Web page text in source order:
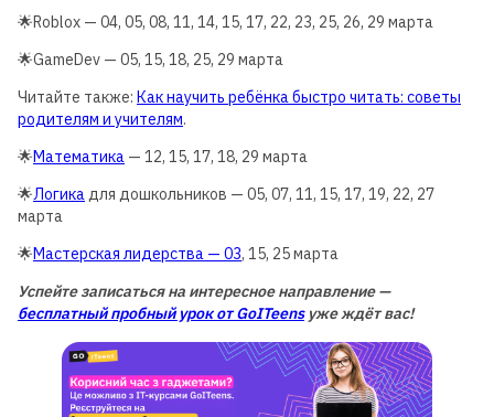
🌟Roblox — 04, 05, 08, 11, 14, 15, 17, 22, 23, 25, 26, 29 марта
🌟GameDev — 05, 15, 18, 25, 29 марта
Читайте также: Как научить ребёнка быстро читать: советы
родителям и учителям.
🌟Математика — 12, 15, 17, 18, 29 марта
🌟Логикадля дошкольников — 05, 07, 11, 15, 17, 19, 22, 27
марта
🌟Мастерская лидерства — 03, 15, 25 марта
Успейте записаться на интересное направление —
бесплатный пробный урок от GoITeensуже ждёт вас!